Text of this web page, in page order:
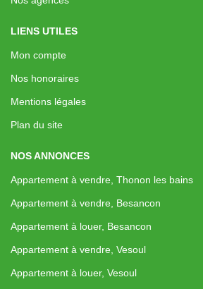
LIENS UTILES
Mon compte
Nos honoraires
Mentions légales
Plan du site
NOS ANNONCES
Appartement à vendre, Thonon les bains
Appartement à vendre, Besancon
Appartement à louer, Besancon
Appartement à vendre, Vesoul
Appartement à louer, Vesoul